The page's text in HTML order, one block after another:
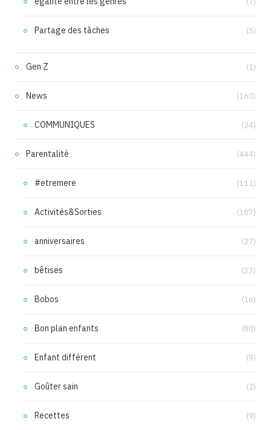
Partage des tâches (5)
Gen Z (1)
News (160)
COMMUNIQUES (24)
Parentalité (444)
#etremere (111)
Activités&Sorties (187)
anniversaires (27)
bêtises (33)
Bobos (16)
Bon plan enfants (80)
Enfant différent (9)
Goûter sain (2)
Recettes (9)